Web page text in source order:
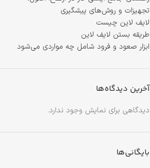
تجهیزات و روش‌های پیشگیری
لایف لاین چیست
طریقه بستن لایف لاین
ابزار صعود و فرود شامل چه مواردی می‌شود
آخرین دیدگاه‌ها
دیدگاهی برای نمایش وجود ندارد.
بایگانی‌ها